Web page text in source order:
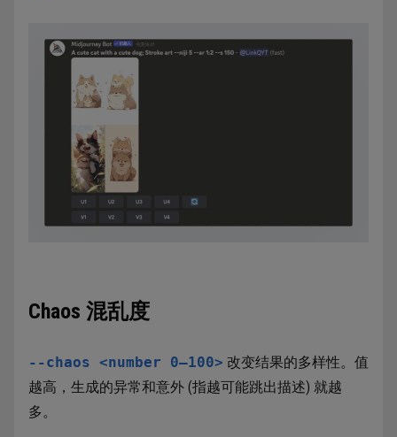
Chaos 混乱度
--chaos <number 0–100> 改变结果的多样性。值
越高，生成的异常和意外 (指越可能跳出描述) 就越
多。